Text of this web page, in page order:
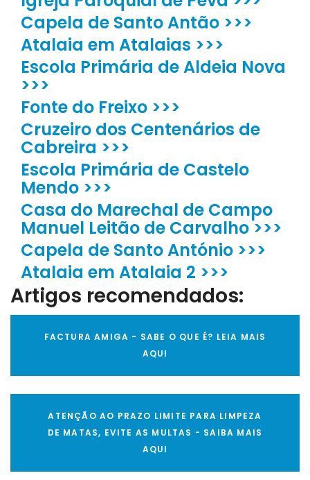
Capela de Santo Antão >>>
Atalaia em Atalaias >>>
Escola Primária de Aldeia Nova
>>>
Fonte do Freixo >>>
Cruzeiro dos Centenários de
Cabreira >>>
Escola Primária de Castelo
Mendo >>>
Casa do Marechal de Campo
Manuel Leitão de Carvalho >>>
Capela de Santo António >>>
Atalaia em Atalaia 2 >>>
Artigos recomendados:
FACTURA AMIGA - SABE O QUE É? LEIA MAIS
AQUI
ATENÇÃO AO PRAZO LIMITE PARA LIMPEZA
DE MATAS, EVITE AS MULTAS - SAIBA MAIS
AQUI